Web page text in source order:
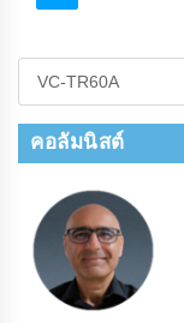
คอลัมนิสต์